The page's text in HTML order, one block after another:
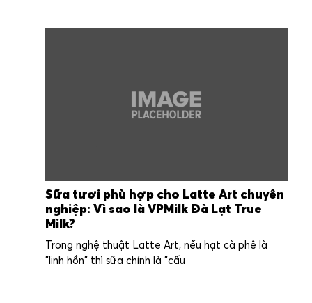
Sữa tươi phù hợp cho Latte Art chuyên
nghiệp: Vì sao là VPMilk Đà Lạt True
Milk?
Trong nghệ thuật Latte Art, nếu hạt cà phê là
"linh hồn" thì sữa chính là "cấu